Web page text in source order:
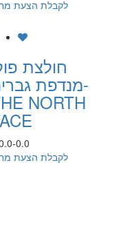
לקבלת הצעת
חולצת
מנדפת
NORTH
0.0
לקבלת הצעת